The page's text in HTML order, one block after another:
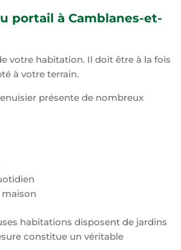
portail à Camblanes-et-
votre habitation. Il doit être à la fois
à votre terrain.
présente de nombreux
habitations disposent de jardins
constitue un véritable